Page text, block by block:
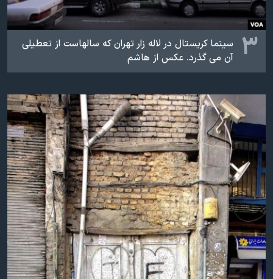
۳
سینما کریستال در لاله زار تهران که سالهاست از تعطیلی
آن می گذرد. عکس از هاشم